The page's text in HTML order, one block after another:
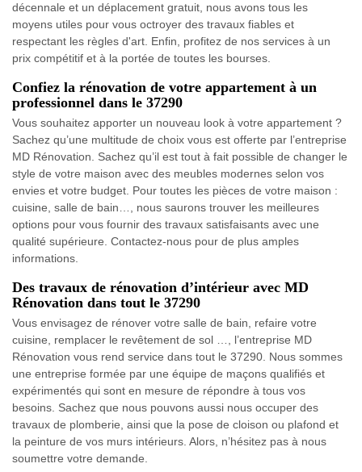
décennale et un déplacement gratuit, nous avons tous les
moyens utiles pour vous octroyer des travaux fiables et
respectant les règles d'art. Enfin, profitez de nos services à un
prix compétitif et à la portée de toutes les bourses.
Confiez la rénovation de votre appartement à un
professionnel dans le 37290
Vous souhaitez apporter un nouveau look à votre appartement ?
Sachez qu’une multitude de choix vous est offerte par l’entreprise
MD Rénovation. Sachez qu’il est tout à fait possible de changer le
style de votre maison avec des meubles modernes selon vos
envies et votre budget. Pour toutes les pièces de votre maison :
cuisine, salle de bain…, nous saurons trouver les meilleures
options pour vous fournir des travaux satisfaisants avec une
qualité supérieure. Contactez-nous pour de plus amples
informations.
Des travaux de rénovation d’intérieur avec MD
Rénovation dans tout le 37290
Vous envisagez de rénover votre salle de bain, refaire votre
cuisine, remplacer le revêtement de sol …, l’entreprise MD
Rénovation vous rend service dans tout le 37290. Nous sommes
une entreprise formée par une équipe de maçons qualifiés et
expérimentés qui sont en mesure de répondre à tous vos
besoins. Sachez que nous pouvons aussi nous occuper des
travaux de plomberie, ainsi que la pose de cloison ou plafond et
la peinture de vos murs intérieurs. Alors, n’hésitez pas à nous
soumettre votre demande.